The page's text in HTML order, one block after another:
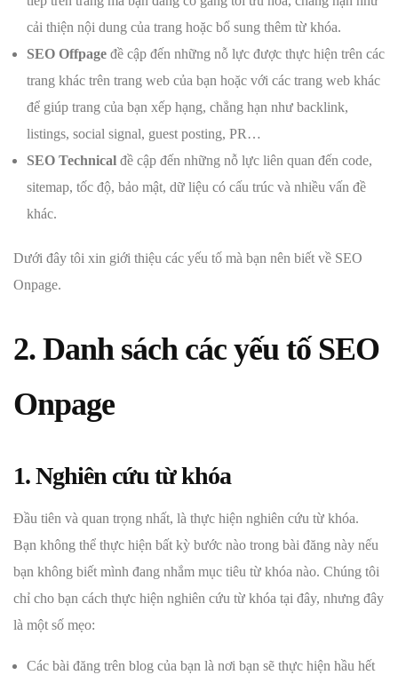
cải thiện nội dung của trang hoặc bổ sung thêm từ khóa.
SEO Offpage đề cập đến những nỗ lực được thực hiện trên các
trang khác trên trang web của bạn hoặc với các trang web khác
để giúp trang của bạn xếp hạng, chẳng hạn như backlink,
listings, social signal, guest posting, PR…
SEO Technical đề cập đến những nỗ lực liên quan đến code,
sitemap, tốc độ, bảo mật, dữ liệu có cấu trúc và nhiều vấn đề
khác.
Dưới đây tôi xin giới thiệu các yếu tố mà bạn nên biết về SEO
Onpage.
2. Danh sách các yếu tố SEO
Onpage
1. Nghiên cứu từ khóa
Đầu tiên và quan trọng nhất, là thực hiện nghiên cứu từ khóa.
Bạn không thể thực hiện bất kỳ bước nào trong bài đăng này nếu
bạn không biết mình đang nhắm mục tiêu từ khóa nào. Chúng tôi
chỉ cho bạn cách thực hiện nghiên cứu từ khóa tại đây, nhưng đây
là một số mẹo:
Các bài đăng trên blog của bạn là nơi bạn sẽ thực hiện hầu hết